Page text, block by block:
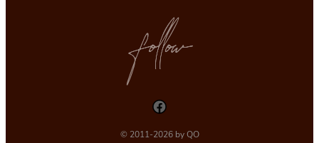
Facebook
© 2011-2026 by QO